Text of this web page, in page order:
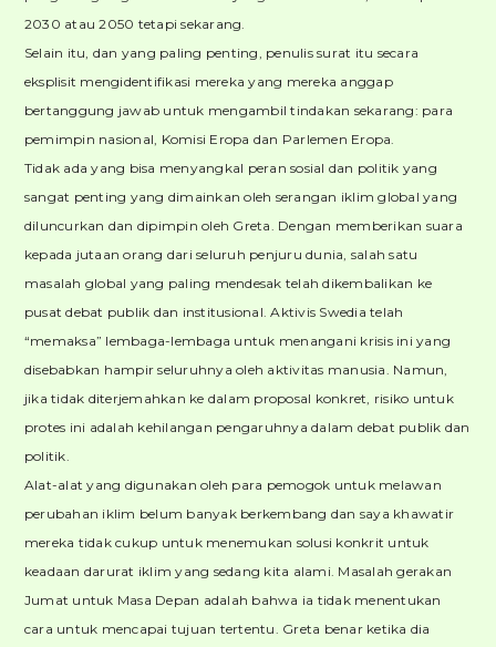
2030 atau 2050 tetapi sekarang.
Selain itu, dan yang paling penting, penulis surat itu secara
eksplisit mengidentifikasi mereka yang mereka anggap
bertanggung jawab untuk mengambil tindakan sekarang: para
pemimpin nasional, Komisi Eropa dan Parlemen Eropa.
Tidak ada yang bisa menyangkal peran sosial dan politik yang
sangat penting yang dimainkan oleh serangan iklim global yang
diluncurkan dan dipimpin oleh Greta. Dengan memberikan suara
kepada jutaan orang dari seluruh penjuru dunia, salah satu
masalah global yang paling mendesak telah dikembalikan ke
pusat debat publik dan institusional. Aktivis Swedia telah
“memaksa” lembaga-lembaga untuk menangani krisis ini yang
disebabkan hampir seluruhnya oleh aktivitas manusia. Namun,
jika tidak diterjemahkan ke dalam proposal konkret, risiko untuk
protes ini adalah kehilangan pengaruhnya dalam debat publik dan
politik.
Alat-alat yang digunakan oleh para pemogok untuk melawan
perubahan iklim belum banyak berkembang dan saya khawatir
mereka tidak cukup untuk menemukan solusi konkrit untuk
keadaan darurat iklim yang sedang kita alami. Masalah gerakan
Jumat untuk Masa Depan adalah bahwa ia tidak menentukan
cara untuk mencapai tujuan tertentu. Greta benar ketika dia